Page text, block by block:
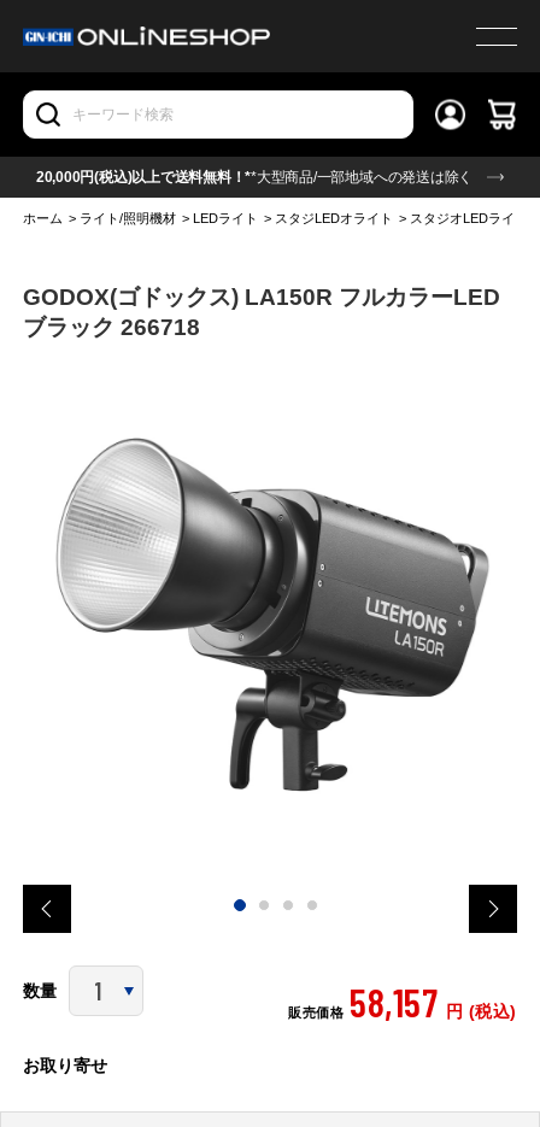
20,000円(税込)以上で送料無料！**大型商品/一部地域への発送は除く
ホーム > ライト/照明機材 >LEDライト > スタジLEDオライト > スタジオLEDライト(
GODOX(ゴドックス) LA150R フルカラーLED
ブラック 266718
数量
販売価格 58,157 円 (税込)
お取り寄せ